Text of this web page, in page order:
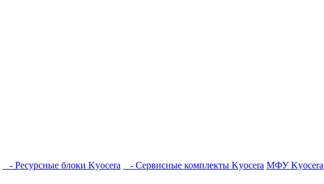
- Ресурсные блоки Kyocera - Сервисные комплекты Kyocera МФУ Kyocera